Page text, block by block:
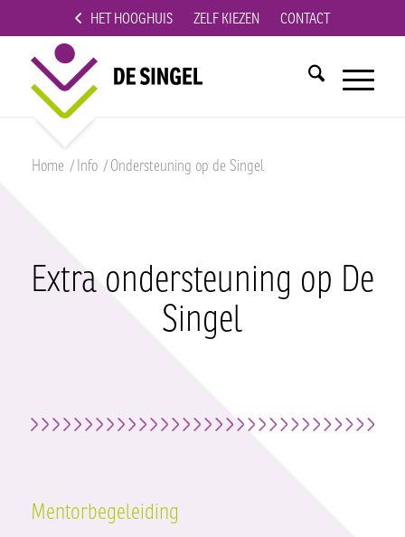
HET HOOGHUIS ZELF KIEZEN CONTACT
Home /Info /Ondersteuning op de Singel
Extra ondersteuning op De
Singel
Mentorbegeleiding